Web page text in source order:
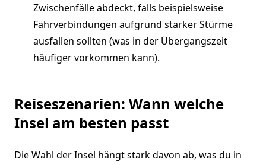
Zwischenfälle abdeckt, falls beispielsweise
Fährverbindungen aufgrund starker Stürme
ausfallen sollten (was in der Übergangszeit
häufiger vorkommen kann).
Reiseszenarien: Wann welche
Insel am besten passt
Die Wahl der Insel hängt stark davon ab, was du in